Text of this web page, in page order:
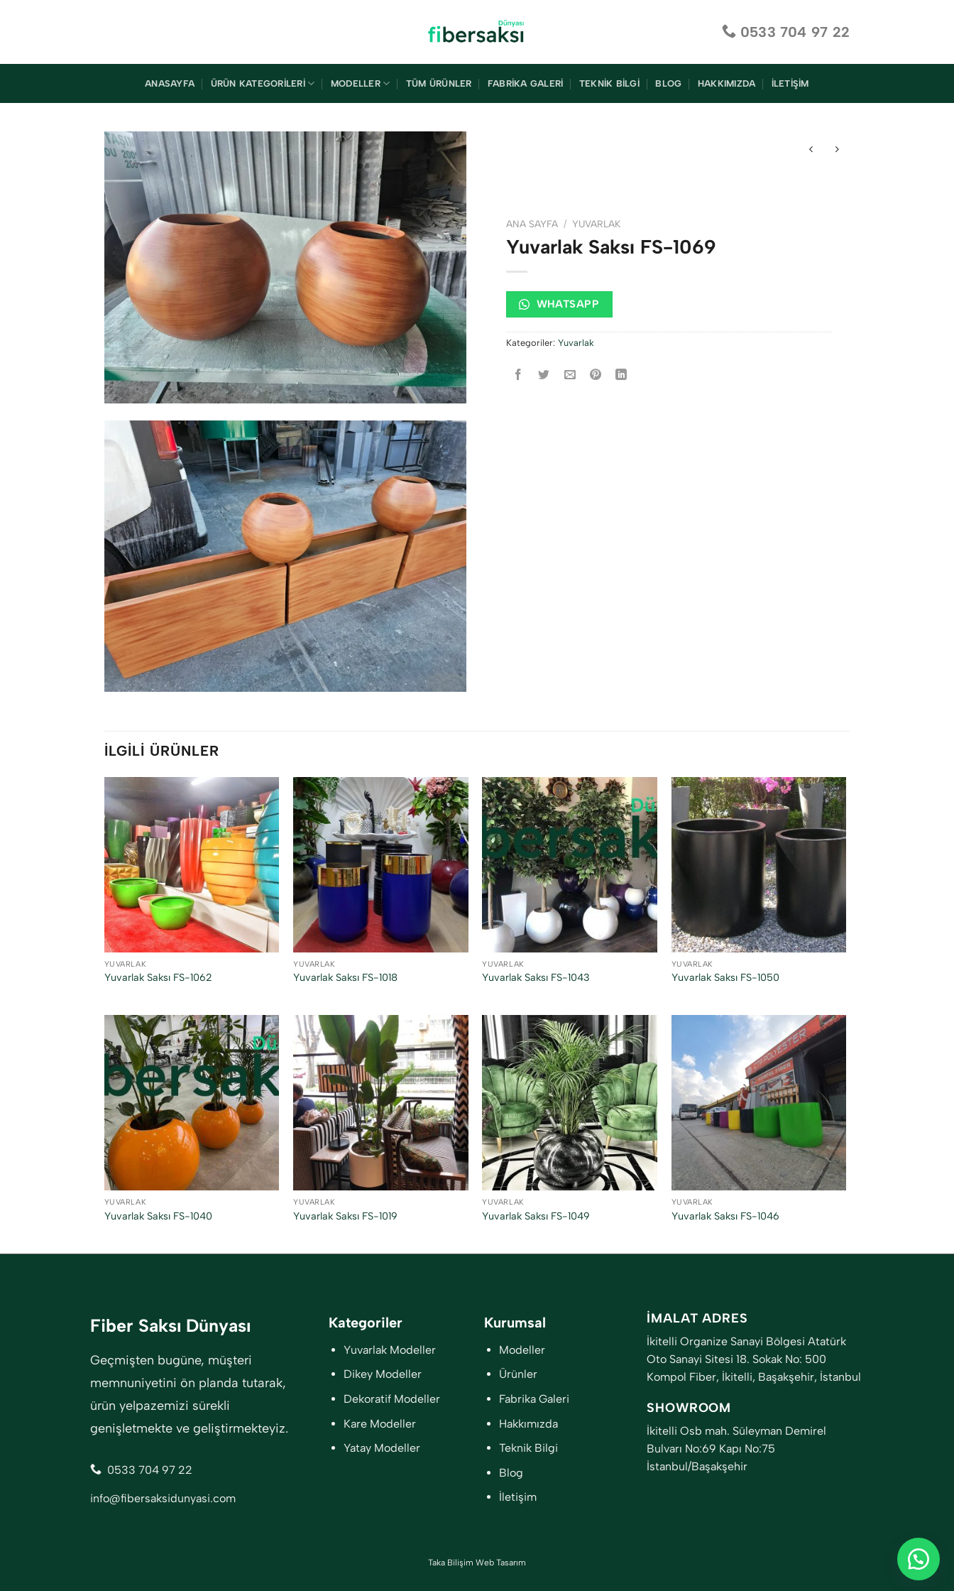
0533 704 97 22
ANASAYFA ÜRÜN KATEGORILERI MODELLER TÜM ÜRÜNLER FABRIKA GALERI TEKNIK BILGI BLOG HAKKIMIZDA İLETIŞIM
ANA SAYFA / YUVARLAK
Yuvarlak Saksı FS-1069
WHATSAPP
Kategoriler: Yuvarlak
İLGILI ÜRÜNLER
YUVARLAK
Yuvarlak Saksı FS-1062
YUVARLAK
Yuvarlak Saksı FS-1018
YUVARLAK
Yuvarlak Saksı FS-1043
YUVARLAK
Yuvarlak Saksı FS-1050
YUVARLAK
Yuvarlak Saksı FS-1040
YUVARLAK
Yuvarlak Saksı FS-1019
YUVARLAK
Yuvarlak Saksı FS-1049
YUVARLAK
Yuvarlak Saksı FS-1046
Fiber Saksı Dünyası
Geçmişten bugüne, müşteri
memnuniyetini ön planda tutarak,
ürün yelpazemizi sürekli
genişletmekte ve geliştirmekteyiz.
0533 704 97 22
info@fibersaksidunyasi.com
Kategoriler
Yuvarlak Modeller
Dikey Modeller
Dekoratif Modeller
Kare Modeller
Yatay Modeller
Kurumsal
Modeller
Ürünler
Fabrika Galeri
Hakkımızda
Teknik Bilgi
Blog
İletişim
İMALAT ADRES
İkitelli Organize Sanayi Bölgesi Atatürk
Oto Sanayi Sitesi 18. Sokak No: 500
Kompol Fiber, İkitelli, Başakşehir, İstanbul
SHOWROOM
İkitelli Osb mah. Süleyman Demirel
Bulvarı No:69 Kapı No:75
İstanbul/Başakşehir
Taka Bilişim Web Tasarım